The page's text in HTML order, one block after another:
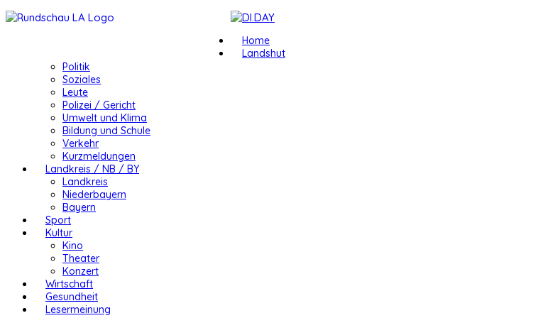
Home
Landshut
Politik
Soziales
Leute
Polizei / Gericht
Umwelt und Klima
Bildung und Schule
Verkehr
Kurzmeldungen
Landkreis / NB / BY
Landkreis
Niederbayern
Bayern
Sport
Kultur
Kino
Theater
Konzert
Wirtschaft
Gesundheit
Lesermeinung